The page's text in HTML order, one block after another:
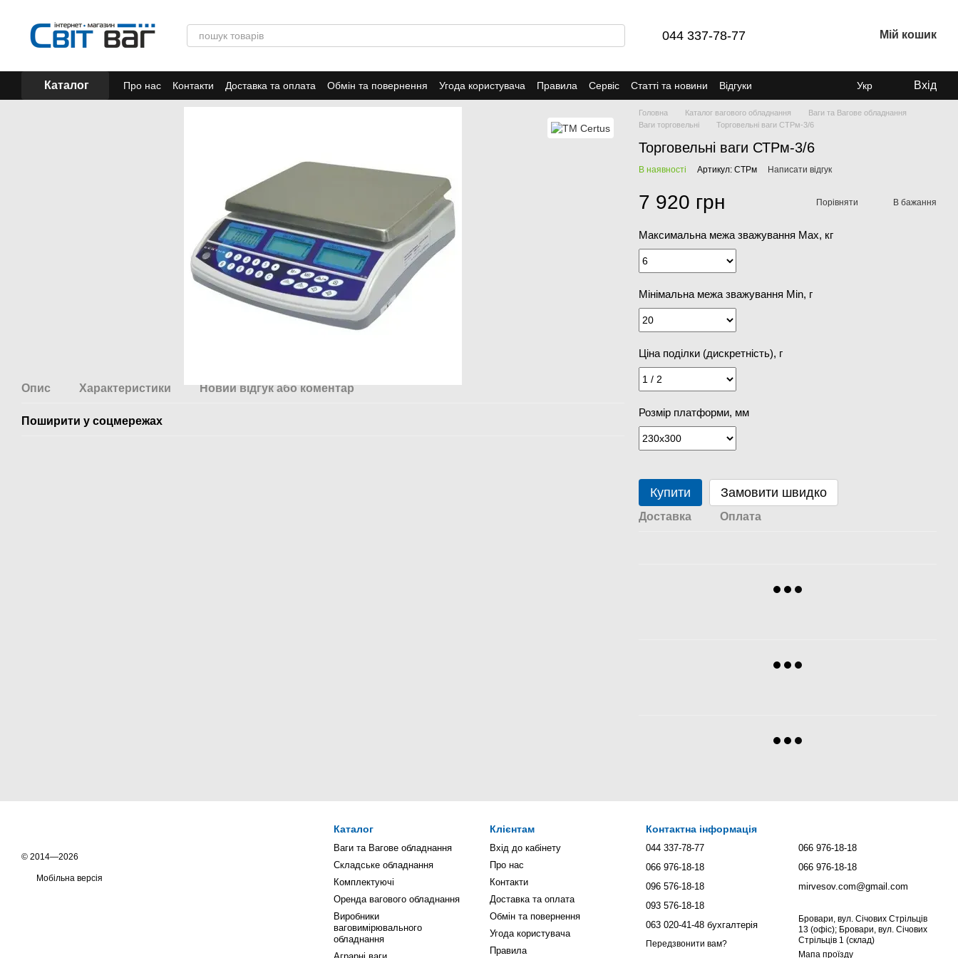
044 337-78-77 Мій кошик
Каталог Про нас Контакти Доставка та оплата Обмін та повернення Угода користувача Правила Сервіс Статті та новини
Відгуки
Акції
Укр Вхід
Опис Характеристики Новий відгук або коментар
Поширити у соцмережах
Головна Каталог вагового обладнання
Ваги та Вагове обладнання
Ваги торговельні
Торговельні ваги СТРм-3/6
Торговельні ваги СТРм-3/6
В наявності Артикул: СТРм Написати відгук
7 920 грн Порівняти В бажання
Максимальна межа зважування Мах, кг
Мінімальна межа зважування Min, г
Ціна поділки (дискретність), г
Розмір платформи, мм
Купити Замовити швидко
Доставка Оплата
© 2014—2026
Мобільна версія
Каталог
Ваги та Вагове обладнання
Складське обладнання
Комплектуючі
Оренда вагового обладнання
Виробники
ваговимірювального
обладнання
Клієнтам
Вхід до кабінету
Про нас
Контакти
Доставка та оплата
Обмін та повернення
Угода користувача
Правила
Контактна інформація
044 337-78-77
066 976-18-18
096 576-18-18
093 576-18-18
063 020-41-48 бухгалтерія
Передзвонити вам?
066 976-18-18
066 976-18-18
mirvesov.com@gmail.com
Бровари, вул. Січових Стрільців
13 (офіс); Бровари, вул. Січових
Стрільців 1 (склад)
Мапа проїзду